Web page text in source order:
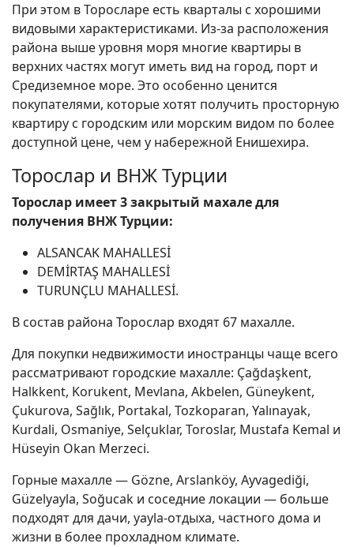
При этом в Торосларе есть кварталы с хорошими
видовыми характеристиками. Из-за расположения
района выше уровня моря многие квартиры в
верхних частях могут иметь вид на город, порт и
Средиземное море. Это особенно ценится
покупателями, которые хотят получить просторную
квартиру с городским или морским видом по более
доступной цене, чем у набережной Енишехира.
Торослар и ВНЖ Турции
Торослар имеет 3 закрытый махале для
получения ВНЖ Турции:
ALSANCAK MAHALLESİ
DEMİRTAŞ MAHALLESİ
TURUNÇLU MAHALLESİ.
В состав района Торослар входят 67 махалле.
Для покупки недвижимости иностранцы чаще всего
рассматривают городские махалле: Çağdaşkent,
Halkkent, Korukent, Mevlana, Akbelen, Güneykent,
Çukurova, Sağlık, Portakal, Tozkoparan, Yalınayak,
Kurdali, Osmaniye, Selçuklar, Toroslar, Mustafa Kemal и
Hüseyin Okan Merzeci.
Горные махалле — Gözne, Arslanköy, Ayvagediği,
Güzelyayla, Soğucak и соседние локации — больше
подходят для дачи, yayla-отдыха, частного дома и
жизни в более прохладном климате.